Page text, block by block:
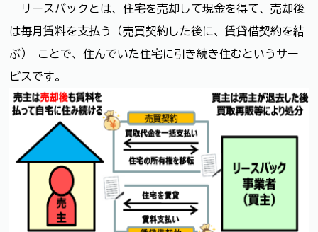
リースバックとは、住宅を売却して現金を得て、売却後
は毎月賃料を支払う（売買契約した後に、賃貸借契約を結
ぶ） ことで、住んでいた住宅に引き続き住むというサー
ビスです。